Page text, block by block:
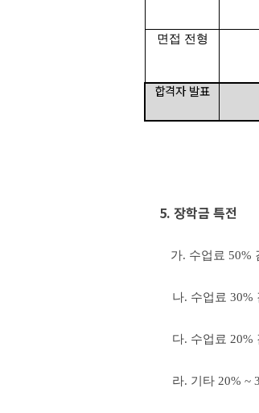
면접 전형
합격자 발표
5. 장학금 특전
가. 수업료 50%
나. 수업료 30%
다. 수업료 20%
라. 기타 20% ~